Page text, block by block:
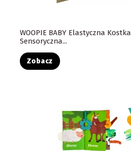
WOOPIE BABY Elastyczna Kostka
Sensoryczna...
Zobacz